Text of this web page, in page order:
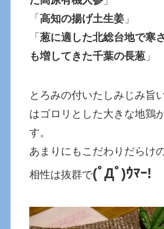
「高知の揚げ土生姜 」
「葱に適した北総台地で寒
も増してきた千葉の長葱 」
とろみの付いたしみじみ旨
はゴロリとした大きな地鶏
す。
あまりにもこだわりだらけ
相性は抜群で(ﾟДﾟ)ｳﾏｰ!